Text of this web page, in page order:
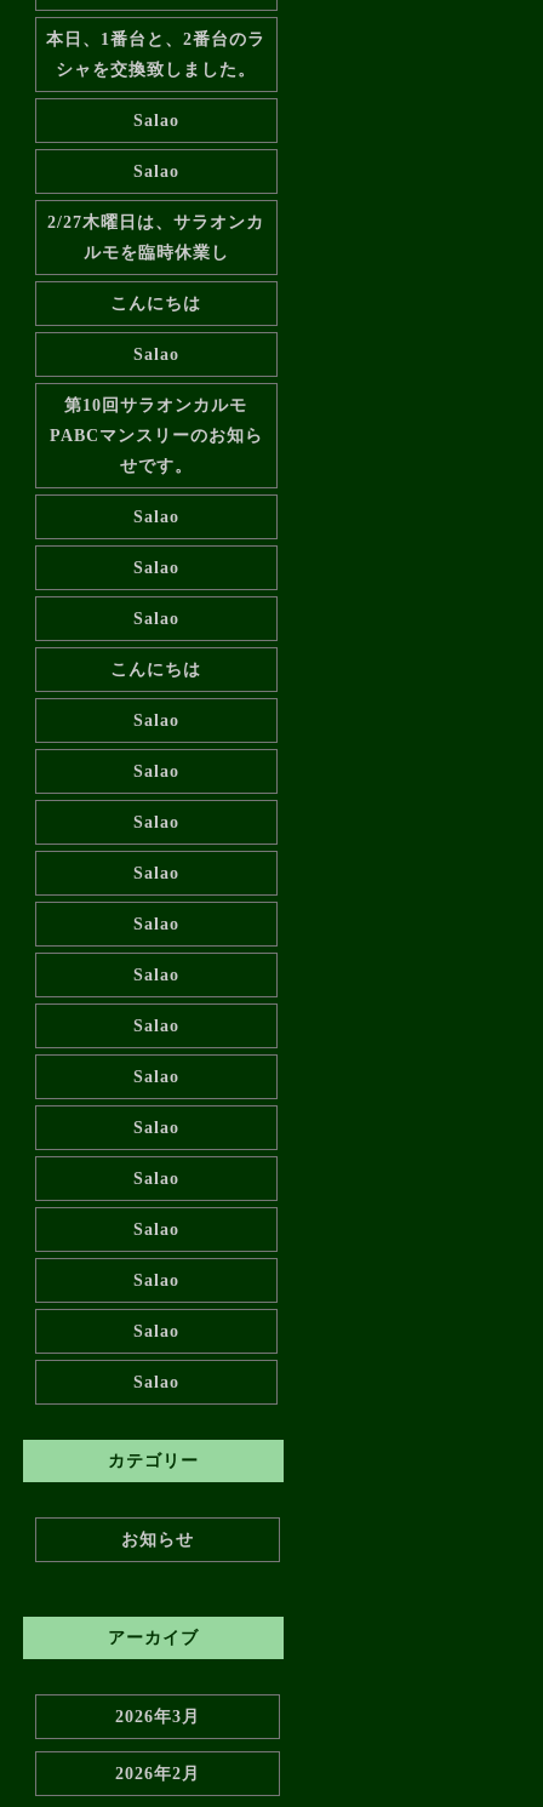
本日、1番台と、2番台のラ
シャを交換致しました。
Salao
Salao
2/27木曜日は、サラオンカ
ルモを臨時休業し
こんにちは
Salao
第10回サラオンカルモ
PABCマンスリーのお知ら
せです。
Salao
Salao
Salao
こんにちは
Salao
Salao
Salao
Salao
Salao
Salao
Salao
Salao
Salao
Salao
Salao
Salao
Salao
Salao
カテゴリー
お知らせ
アーカイブ
2026年3月
2026年2月